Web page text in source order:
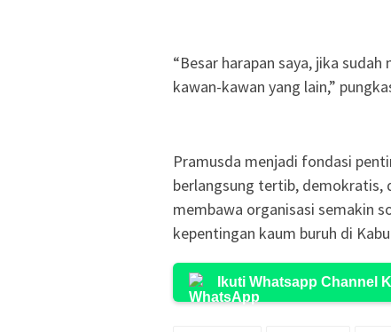
“Besar harapan saya, jika
kawan-kawan yang lain,”
Pramusda menjadi fondasi
berlangsung tertib, demokratis,
membawa organisasi semakin
kepentingan kaum buruh di
Ikuti Whatsapp Channel